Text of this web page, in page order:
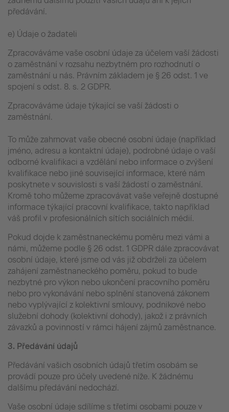
předávání.
e) Údaje o žadateli
Zpracováváme vaše osobní údaje za účelem vaší žádosti
o zaměstnání v rozsahu nezbytném pro rozhodnutí o
zaměstnání u nás. Právním základem je § 26 odst. 1 ve
spojení s odst. 8. s. 2 GDPR.
Zpracováváme údaje týkající se vaší žádosti o
zaměstnání.
To může zahrnovat vaše obecné osobní údaje (například
jméno, adresu a kontaktní údaje), podrobné údaje o vaší
odborné kvalifikaci a vzdělání nebo informace o zvýšení
kvalifikace nebo jiné související informace, které nám
poskytnete v souvislosti s vaší žádostí o zaměstnání.
Kromě toho můžeme zpracovávat vaše veřejně dostupné
informace týkající pracovní kvalifikace, takto například
váš profil v profesionálních sítích sociálních médií.
Pokud dojde k zaměstnaneckému poměru mezi vámi a
námi, můžeme podle § 26 odst. 1 GDPR dále zpracovávat
osobní údaje, které jsme od vás již obdrželi za účelem
zahájení zaměstnaneckého poměru, pokud to bude
nezbytné pro výkon nebo ukončení pracovního poměru
nebo pro vykonávání nebo splnění stanovená zákonem
nebo vyplývající z kolektivní smlouvy, podnikové nebo
služební dohody (kolektivní dohody), jakož i z právních
závazků a povinností v rámci hájení zájmů zaměstnance.
3. Předávání údajů
Předávání vašich osobních údajů třetím osobám se
provádí pouze pro účely uvedené níže. K žádnému
dalšímu předávání nedochází.
Vaše osobní údaje sdílíme s třetími osobami pouze v